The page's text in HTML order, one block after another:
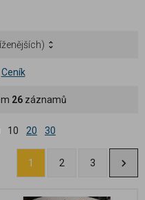
Ceník
26záznamů
10 20 30
1 2 3